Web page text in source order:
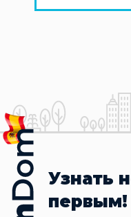
Узнать
первым!